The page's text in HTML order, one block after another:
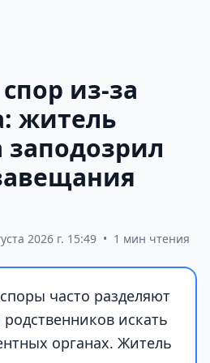
из-за
житель
2026 г. 15:49 • 1 мин чтения
часто разделяют
искать
органах. Житель